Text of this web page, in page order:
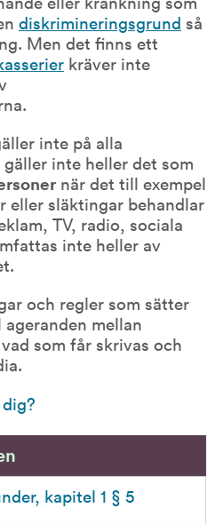
diskrimineringsgrund så
Men det finns ett
kräver inte
inte på alla
inte heller det som
när det till exempel
eller släktingar behandlar
TV, radio, sociala
inte heller av
och regler som sätter
mellan
som får skrivas och
kapitel 1 § 5